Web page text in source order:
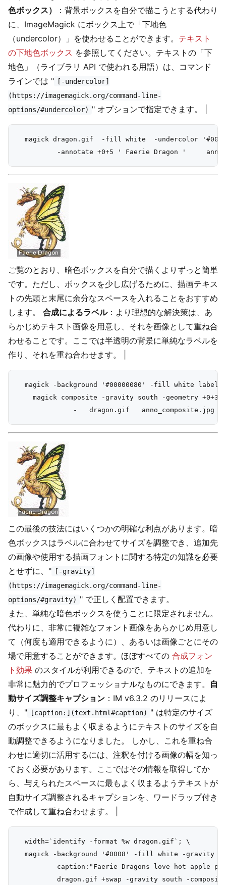
色ボックス）
：背景ボックスを自分で描こうとする代わり
に、ImageMagick にボックス上で「下地色
（undercolor）」を使わせることができます。 テキスト
の下地色ボックス を参照してください。テキストの「下
地色」（ライブラリ API で使われる用語）は、コマンド
ラインでは "
[-undercolor]
(https://imagemagick.org/command-line-
options/#undercolor) " オプションで指定できます。 |
magick dragon.gif  -fill white  -undercolor
ご覧のとおり、暗色ボックスを自分で描くよりずっと簡単
です。ただし、ボックスを少し広げるために、描画テキス
トの先頭と末尾に余分なスペースを入れることをおすすめ
します。 合成によるラベル：より理想的な解決策は、あ
らかじめテキスト画像を用意し、それを画像として重ね合
わせることです。ここでは半透明の背景に単純なラベルを
作り、それを重ね合わせます。 |
magick -background '#00000080' -fill white
    magick composite -gravity south -geometry +0+3 \
この最後の技法にはいくつかの明確な利点があります。暗
色ボックスはラベルに合わせてサイズを調整でき、追加先
の画像や使用する描画フォントに関する特定の知識を必要
とせずに、"
[-gravity]
(https://imagemagick.org/command-line-
options/#gravity) " で正しく配置できます。
また、単純な暗色ボックスを使うことに限定されません。
代わりに、非常に複雑なフォント画像をあらかじめ用意し
て（何度も適用できるように）、あるいは画像ごとにその
場で用意することができます。ほぼすべての 合成フォン
ト効果 のスタイルが利用できるので、テキストの追加を
非常に魅力的でプロフェッショナルなものにできます。 自
動サイズ調整キャプション ：IM v6.3.2 のリリースによ
り、"
[caption:](text.html#caption) " は特定のサイズ
のボックスに最もよく収まるようにテキストのサイズを自
動調整できるようになりました。 しかし、これを重ね合
わせに適切に活用するには、注釈を付ける画像の幅を知っ
ておく必要があります。ここではその情報を取得してか
ら、与えられたスペースに最もよく収まるようテキストが
自動サイズ調整されるキャプションを、ワードラップ付き
で作成して重ね合わせます。 |
  width=`identify -format %w dragon.gif`; \
magick -background '#0008' -fill white -gravity
caption:"Faerie Dragons love hot apple